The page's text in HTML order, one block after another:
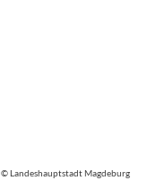
© Landeshauptstadt Magdeburg